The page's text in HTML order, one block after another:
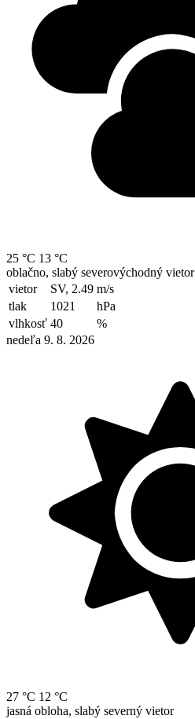
25 °C 13 °C
oblačno, slabý severovýchodný vietor
vietor
SV, 2.49 m/s
tlak
1021
hPa
vlhkosť 40
%
nedeľa 9. 8. 2026
27 °C 12 °C
jasná obloha, slabý severný vietor